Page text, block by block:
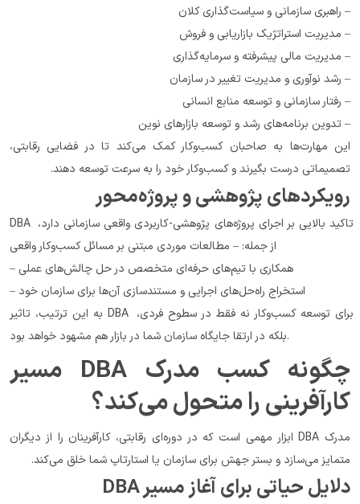
– راهبری سازمانی و سیاست‌گذاری کلان
– مدیریت استراتژیک بازاریابی و فروش
– مدیریت مالی پیشرفته و سرمایه‌گذاری
– رشد نوآوری و مدیریت تغییر در سازمان
– رفتار سازمانی و توسعه منابع انسانی
– تدوین برنامه‌های رشد و توسعه بازارهای نوین
تصمیماتی درست بگیرند و کسب‌وکار خود را به سرعت توسعه دهند.
رویکردهای پژوهشی و پروژه‌محور
DBA تاکید بالایی بر اجرای پروژه‌های پژوهشی-کاربردی واقعی سازمانی دارد،
از جمله: – مطالعات موردی مبتنی بر مسائل کسب‌وکار واقعی
– همکاری با تیم‌های حرفه‌ای متخصص در حل چالش‌های عملی
– استخراج راه‌حل‌های اجرایی و مستندسازی آن‌ها برای سازمان خود
به این ترتیب، تاثیر DBA برای توسعه کسب‌وکار نه فقط در سطوح فردی،
بلکه در ارتقا جایگاه سازمان شما در بازار هم مشهود خواهد بود.
کارآفرینی را متحول می‌کند؟
متمایز می‌سازد و بستر جهش برای سازمان یا استارتاپ شما خلق می‌کند.
دلایل حیاتی برای آغاز مسیر DBA